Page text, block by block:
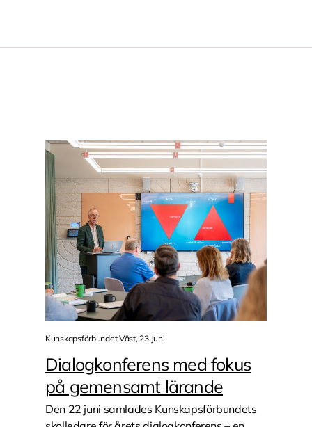
Kunskapsförbundet Väst, 23 Juni
Dialogkonferens med fokus
på gemensamt lärande
Den 22 juni samlades Kunskapsförbundets